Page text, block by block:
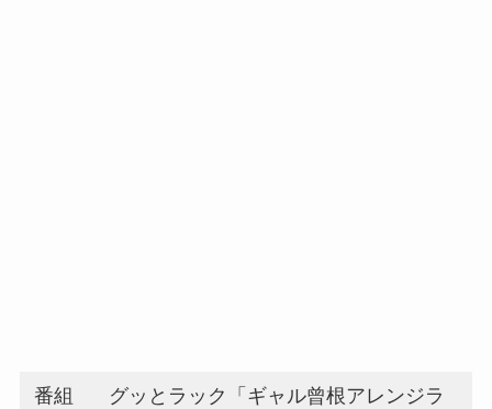
番組
グッとラック「ギャル曾根アレンジラ